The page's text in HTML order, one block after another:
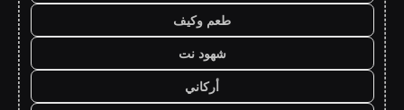
طعم وكيف
شهود نت
أركاني